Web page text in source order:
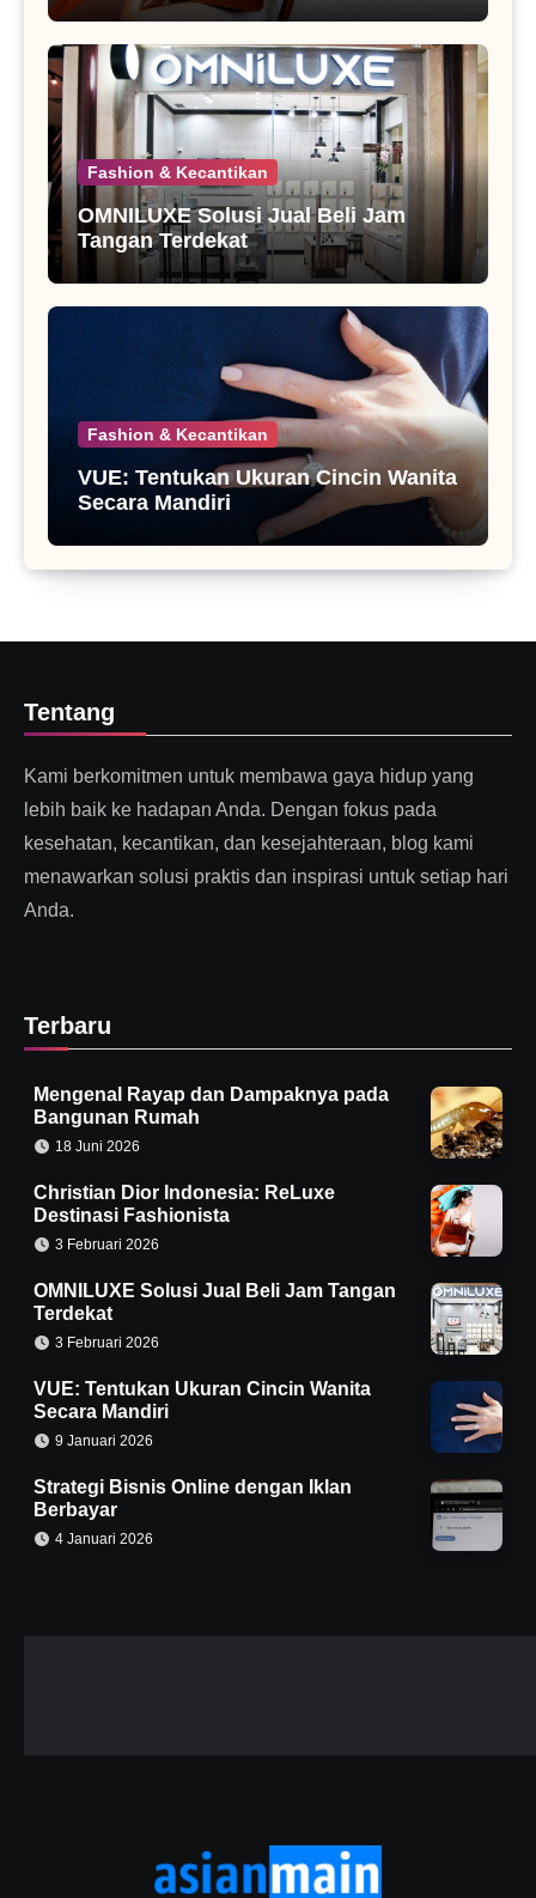
Fashion & Kecantikan
OMNILUXE Solusi Jual Beli Jam
Tangan Terdekat
Fashion & Kecantikan
VUE: Tentukan Ukuran Cincin Wanita
Secara Mandiri
Tentang
Kami berkomitmen untuk membawa gaya hidup yang
lebih baik ke hadapan Anda. Dengan fokus pada
kesehatan, kecantikan, dan kesejahteraan, blog kami
menawarkan solusi praktis dan inspirasi untuk setiap hari
Anda.
Terbaru
Mengenal Rayap dan Dampaknya pada
Bangunan Rumah
18 Juni 2026
Christian Dior Indonesia: ReLuxe
Destinasi Fashionista
3 Februari 2026
OMNILUXE Solusi Jual Beli Jam Tangan
Terdekat
3 Februari 2026
VUE: Tentukan Ukuran Cincin Wanita
Secara Mandiri
9 Januari 2026
Strategi Bisnis Online dengan Iklan
Berbayar
4 Januari 2026